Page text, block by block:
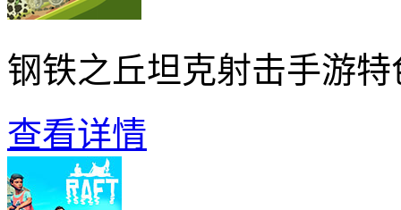
钢铁之丘坦克射击手游特
查看详情